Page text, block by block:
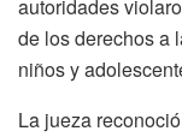
autoridades
de los derechos a
niños y
La jueza